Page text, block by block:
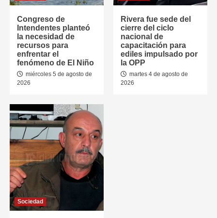
Congreso de
Intendentes planteó
la necesidad de
recursos para
enfrentar el
fenómeno de El Niño
miércoles 5 de agosto de
2026
Rivera fue sede del
cierre del ciclo
nacional de
capacitación para
ediles impulsado por
la OPP
martes 4 de agosto de
2026
Sociedad